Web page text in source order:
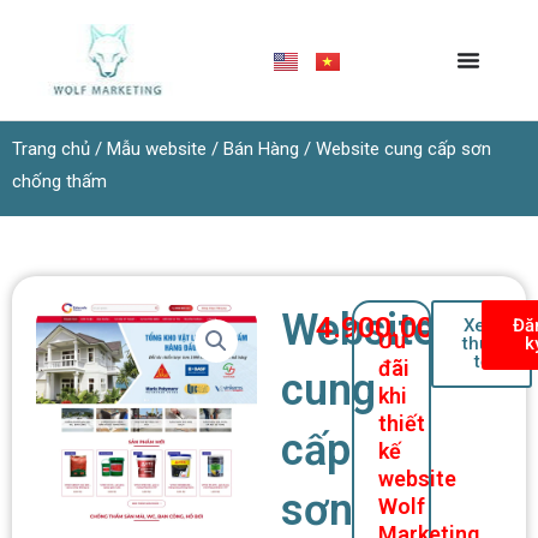
dung
Trang chủ / Mẫu website / Bán Hàng / Website cung cấp sơn
chống thấm
Website
cung
cấp
sơn
4.900.000 ₫
Ưu
đãi
khi
thiết
kế
website
Wolf
Xem
thực
tế